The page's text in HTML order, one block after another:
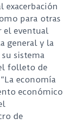
exacerbación
para otras
el eventual
general y la
sistema
folleto de
economía
económico
de